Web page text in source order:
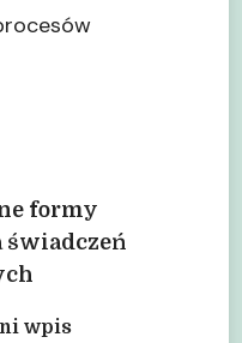
formy
świadczeń
wpis